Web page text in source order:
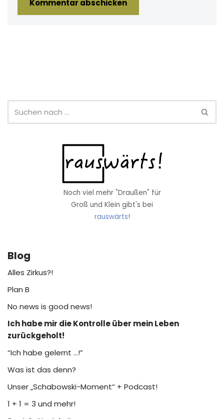
Noch viel mehr "Draußen" für
Groß und Klein gibt's bei
rauswärts!
Blog
Alles Zirkus?!
Plan B
No news is good news!
Ich habe mir die Kontrolle über mein Leben
zurückgeholt!
“Ich habe gelernt …!”
Was ist das denn?
Unser „Schabowski-Moment“ + Podcast!
1 + 1 = 3 und mehr!